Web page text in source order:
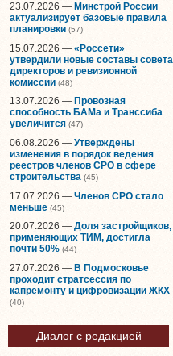
23.07.2026 — Минстрой России
актуализирует базовые правила
планировки (57)
15.07.2026 — «Россети»
утвердили новые составы совета
директоров и ревизионной
комиссии (48)
13.07.2026 — Провозная
способность БАМа и Транссиба
увеличится (47)
06.08.2026 — Утверждены
изменения в порядок ведения
реестров членов СРО в сфере
строительства (45)
17.07.2026 — Членов СРО стало
меньше (45)
20.07.2026 — Доля застройщиков,
применяющих ТИМ, достигла
почти 50% (44)
27.07.2026 — В Подмосковье
проходит стратсессия по
капремонту и цифровизации ЖКХ
(40)
Диалог с редакцией